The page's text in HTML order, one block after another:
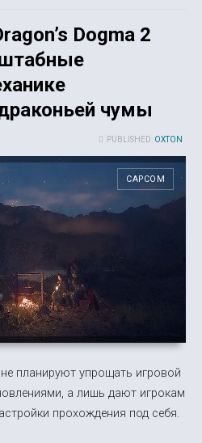
Dogma 2
чумы
PUBLISHED: OXTON
CAPCOM
планируют упрощать игровой
а лишь дают игрокам
прохождения под себя.